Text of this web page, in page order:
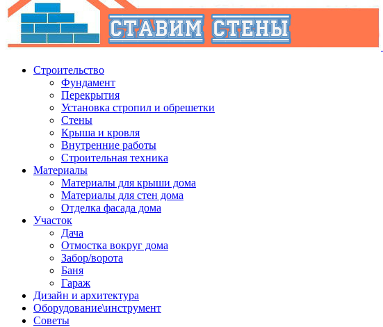
Строительство
Фундамент
Перекрытия
Установка стропил и обрешетки
Стены
Крыша и кровля
Внутренние работы
Строительная техника
Материалы
Материалы для крыши дома
Материалы для стен дома
Отделка фасада дома
Участок
Дача
Отмостка вокруг дома
Забор/ворота
Баня
Гараж
Дизайн и архитектура
Оборудование\инструмент
Советы